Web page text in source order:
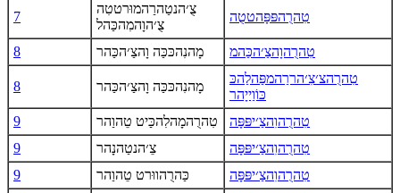
7
צֻ׳הנטַהרַהמוּרטטִה
צֻ׳הוָהמִהכַּהל
טִהרֻהפּפָּהטטֻה
8 טִהרֻהוָהצַ׳הכַּהמ
8
טִהרֻהצ׳צִ׳הררַהמפַּהלַהכּ
כּוֹוַייָהר
9
טִהרֻהמָהלִהכַּיט טֵהוַהר
טִהרֻהוִהצַ׳יפּפָּה
9
צֵ׳הנטַהנָהר
טִהרֻהוִהצַ׳יפּפָּה
9
כַּהרֻהווּרט טֵהוַהר טִהרֻהוִהצַ׳יפּפָּה